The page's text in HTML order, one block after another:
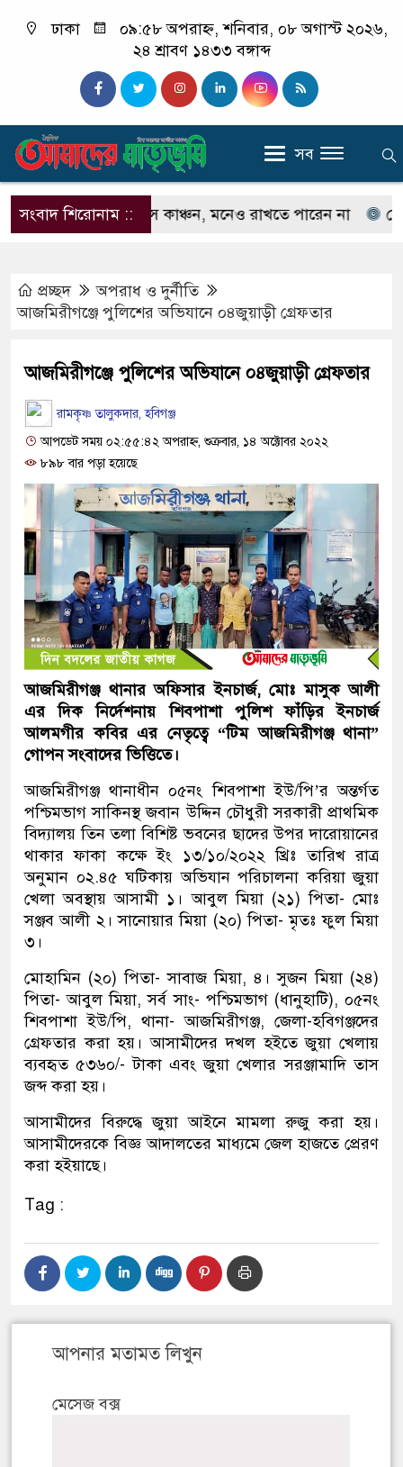
ঢাকা
০৯:৫৮ অপরাহ্ন, শনিবার, ০৮ অগাস্ট ২০২৬,
২৪ শ্রাবণ ১৪৩৩ বঙ্গাব্দ
সব
সংবাদ শিরোনাম ::
না ইলিয়াস কাঞ্চন, মনেও রাখতে পারেন না কেউ
প্রচ্ছদ
অপরাধ ‍ও দুর্নীতি
আজমিরীগঞ্জে পুলিশের অভিযানে ০৪জুয়াড়ী গ্রেফতার
আজমিরীগঞ্জে পুলিশের অভিযানে ০৪জুয়াড়ী গ্রেফতার
রামকৃষ্ণ তালুকদার, হবিগঞ্জ
আপডেট সময় ০২:৫৫:৪২ অপরাহ্ন, শুক্রবার, ১৪ অক্টোবর ২০২২
৮৯৮ বার পড়া হয়েছে
আজমিরীগঞ্জ থানার অফিসার ইনচার্জ, মোঃ মাসুক আলী
এর দিক নির্দেশনায় শিবপাশা পুলিশ ফাঁড়ির ইনচার্জ
আলমগীর কবির এর নেতৃত্বে “টিম আজমিরীগঞ্জ থানা”
গোপন সংবাদের ভিত্তিতে।
আজমিরীগঞ্জ থানাধীন ০৫নং শিবপাশা ইউ/পি’র অন্তর্গত
পশ্চিমভাগ সাকিনস্থ জবান উদ্দিন চৌধুরী সরকারী প্রাথমিক
বিদ্যালয় তিন তলা বিশিষ্ট ভবনের ছাদের উপর দারোয়ানের
থাকার ফাকা কক্ষে ইং ১৩/১০/২০২২ খ্রিঃ তারিখ রাত্র
অনুমান ০২.৪৫ ঘটিকায় অভিযান পরিচালনা করিয়া জুয়া
খেলা অবস্থায় আসামী ১। আবুল মিয়া (২১) পিতা- মোঃ
সঞ্জব আলী ২। সানোয়ার মিয়া (২০) পিতা- মৃতঃ ফুল মিয়া
৩।
মোহামিন (২০) পিতা- সাবাজ মিয়া, ৪। সুজন মিয়া (২৪)
পিতা- আবুল মিয়া, সর্ব সাং- পশ্চিমভাগ (ধানুহাটি), ০৫নং
শিবপাশা ইউ/পি, থানা- আজমিরীগঞ্জ, জেলা-হবিগঞ্জদের
গ্রেফতার করা হয়। আসামীদের দখল হইতে জুয়া খেলায়
ব্যবহৃত ৫৩৬০/- টাকা এবং জুয়া খেলার সরঞ্জামাদি তাস
জব্দ করা হয়।
আসামীদের বিরুদ্ধে জুয়া আইনে মামলা রুজু করা হয়।
আসামীদেরকে বিজ্ঞ আদালতের মাধ্যমে জেল হাজতে প্রেরণ
করা হইয়াছে।
Tag :
আপনার মতামত লিখুন
মেসেজ বক্স